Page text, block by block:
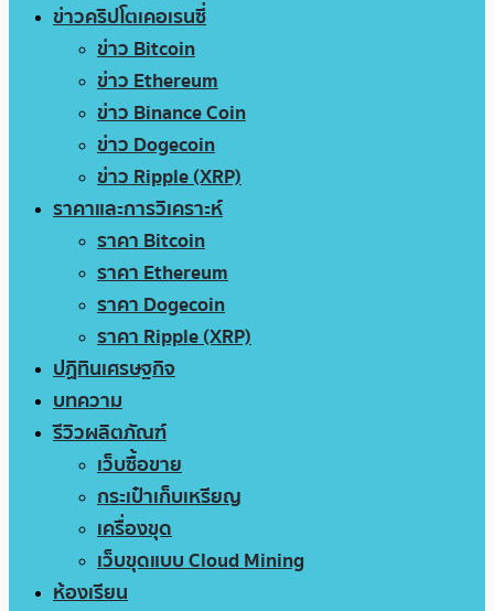
ข่าวคริปโตเคอเรนซี่
ข่าว Bitcoin
ข่าว Ethereum
ข่าว Binance Coin
ข่าว Dogecoin
ข่าว Ripple (XRP)
ราคาและการวิเคราะห์
ราคา Bitcoin
ราคา Ethereum
ราคา Dogecoin
ราคา Ripple (XRP)
ปฏิทินเศรษฐกิจ
บทความ
รีวิวผลิตภัณฑ์
เว็บซื้อขาย
กระเป๋าเก็บเหรียญ
เครื่องขุด
เว็บขุดแบบ Cloud Mining
ห้องเรียน